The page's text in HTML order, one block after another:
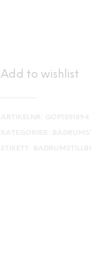
Add to wishlist